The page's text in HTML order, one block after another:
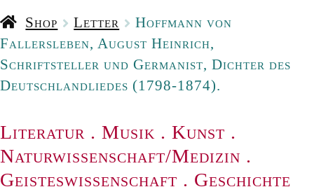
Shop Letter
Hoffmann von
Fallersleben, August Heinrich,
Schriftsteller und Germanist, Dichter des
Deutschlandliedes (1798-1874).
Literatur . Musik . Kunst .
Naturwissenschaft/Medizin .
Geisteswissenschaft . Geschichte